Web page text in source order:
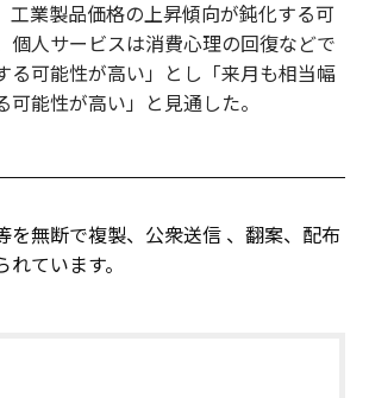
工業製品価格の上昇傾向が鈍化する可
個人サービスは消費心理の回復などで
る可能性が高い」とし「来月も相当幅
能性が高い」と見通した。
を無断で複製、公衆送信 、翻案、配布
ています。